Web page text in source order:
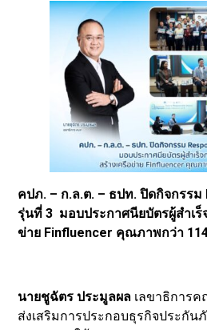
คปภ. – ก.ล.ต. – ธปท. ปิดกิจกรรม
รุ่นที่ 3 มอบประกาศนียบัตรผู้สำเร็
ข่าย Finfluencer คุณภาพกว่า
นายชูฉัตร ประมูลผล เลขาธิการ
ส่งเสริมการประกอบธุรกิจประกัน